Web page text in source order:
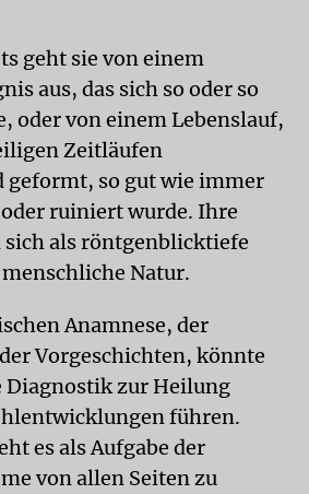
geht sie von einem
aus, das sich so oder so
oder von einem Lebenslauf,
Zeitläufen
geformt, so gut wie immer
ruiniert wurde. Ihre
sich als röntgenblicktiefe
Natur.
Anamnese, der
Vorgeschichten, könnte
Diagnostik zur Heilung
führen.
es als Aufgabe der
von allen Seiten zu